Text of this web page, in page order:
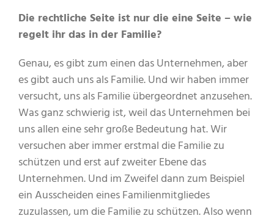
Die rechtliche Seite ist nur die eine Seite – wie
regelt ihr das in der Familie?
Genau, es gibt zum einen das Unternehmen, aber
es gibt auch uns als Familie. Und wir haben immer
versucht, uns als Familie übergeordnet anzusehen.
Was ganz schwierig ist, weil das Unternehmen bei
uns allen eine sehr große Bedeutung hat. Wir
versuchen aber immer erstmal die Familie zu
schützen und erst auf zweiter Ebene das
Unternehmen. Und im Zweifel dann zum Beispiel
ein Ausscheiden eines Familienmitgliedes
zuzulassen, um die Familie zu schützen. Also wenn